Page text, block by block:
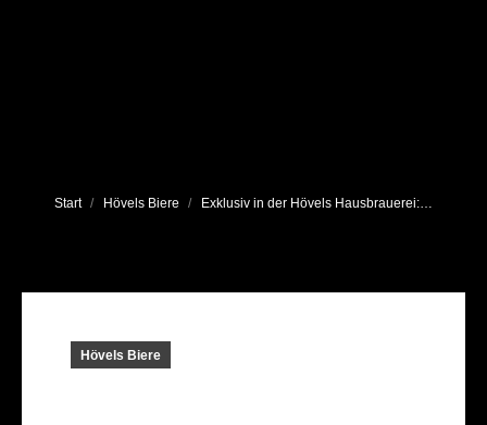
Sie befinden sich hier:
Start Hövels Biere Exklusiv in der Hövels Hausbrauerei:…
Hövels Biere